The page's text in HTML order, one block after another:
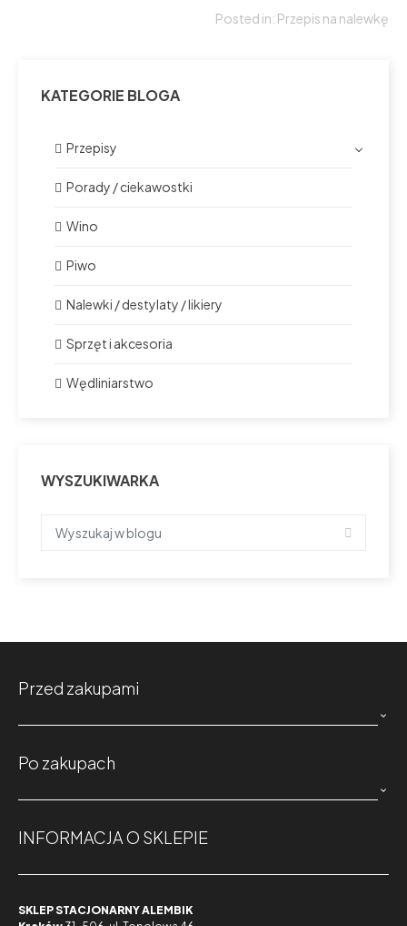
Posted in: Przepis na nalewkę
KATEGORIE BLOGA
Przepisy
Porady / ciekawostki
Wino
Piwo
Nalewki / destylaty / likiery
Sprzęt i akcesoria
Wędliniarstwo
WYSZUKIWARKA
Przed zakupami

Po zakupach

INFORMACJA O SKLEPIE
SKLEP STACJONARNY ALEMBIK